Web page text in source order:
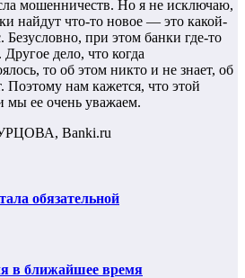
мошенничеств. Но я не исключаю,
найдут что-то новое — это какой-
Безусловно, при этом банки где-то
дело, что когда
то об этом никто и не знает, об
Поэтому нам кажется, что этой
мы ее очень уважаем.
Banki.ru
обязательной
в ближайшее время